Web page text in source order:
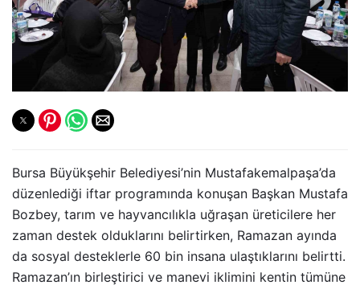
Bursa Büyükşehir Belediyesi’nin Mustafakemalpaşa’da
düzenlediği iftar programında konuşan Başkan Mustafa
Bozbey, tarım ve hayvancılıkla uğraşan üreticilere her
zaman destek olduklarını belirtirken, Ramazan ayında
da sosyal desteklerle 60 bin insana ulaştıklarını belirtti.
Ramazan’ın birleştirici ve manevi iklimini kentin tümüne